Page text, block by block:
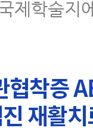
제학술지